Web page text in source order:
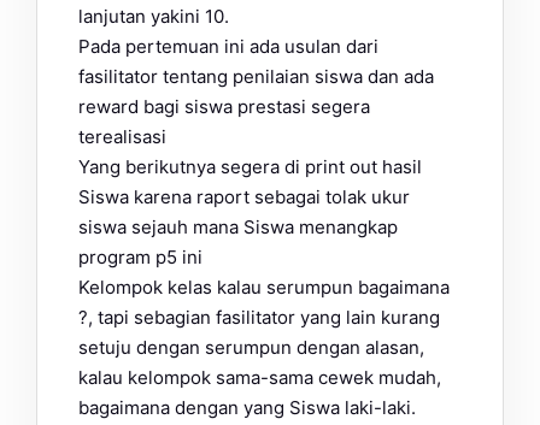
lanjutan yakini 10.
Pada pertemuan ini ada usulan dari
fasilitator tentang penilaian siswa dan ada
reward bagi siswa prestasi segera
terealisasi
Yang berikutnya segera di print out hasil
Siswa karena raport sebagai tolak ukur
siswa sejauh mana Siswa menangkap
program p5 ini
Kelompok kelas kalau serumpun bagaimana
?, tapi sebagian fasilitator yang lain kurang
setuju dengan serumpun dengan alasan,
kalau kelompok sama-sama cewek mudah,
bagaimana dengan yang Siswa laki-laki.